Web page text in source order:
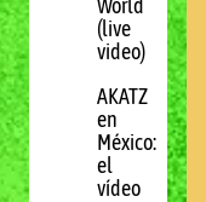
World
(live
video)
AKATZ
en
México:
el
vídeo